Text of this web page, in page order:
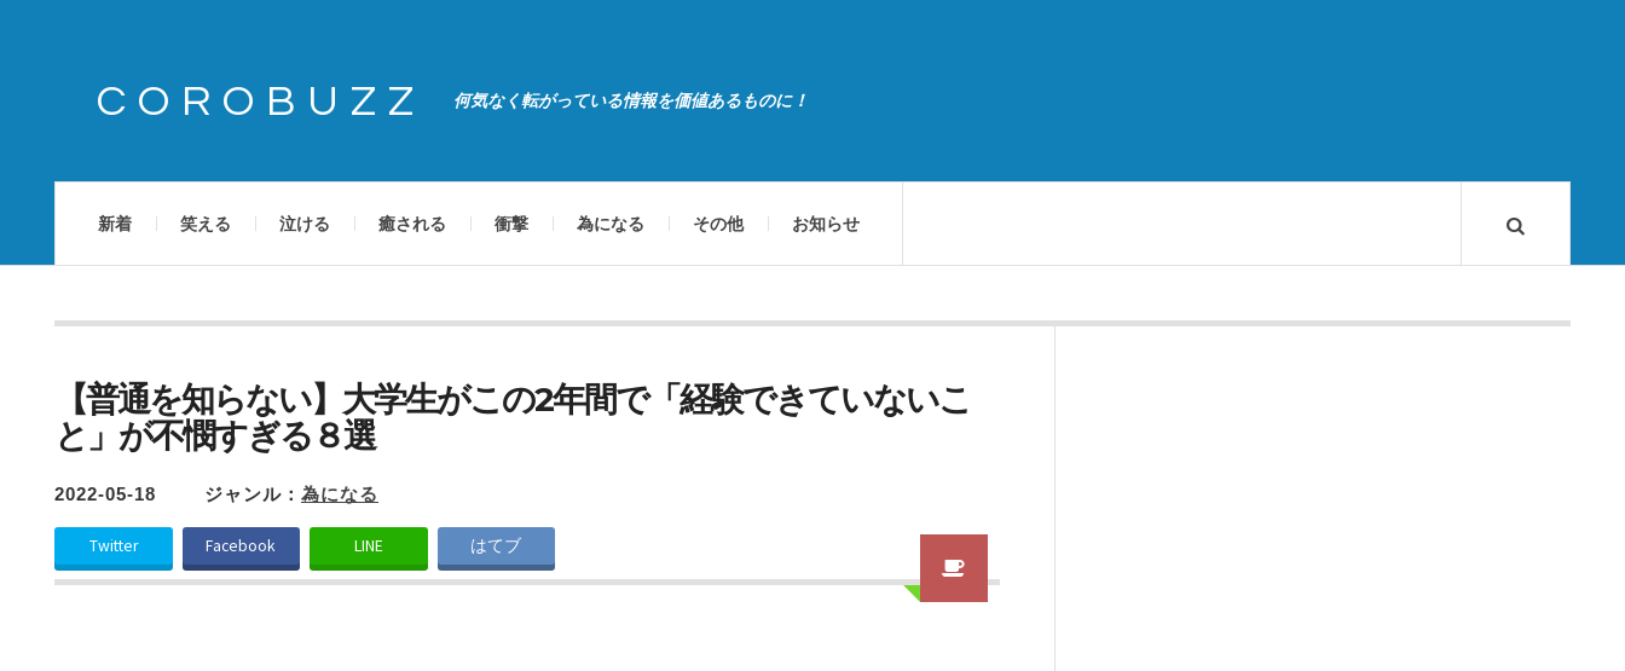
COROBUZZ 何気なく転がっている情報を価値あるものに！
新着 笑える 泣ける 癒される 衝撃 為になる その他 お知らせ
【普通を知らない】大学生がこの2年間で「経験できていないこ
と」が不憫すぎる８選
2022-05-18 ジャンル： 為になる
Twitter Facebook LINE はてブ